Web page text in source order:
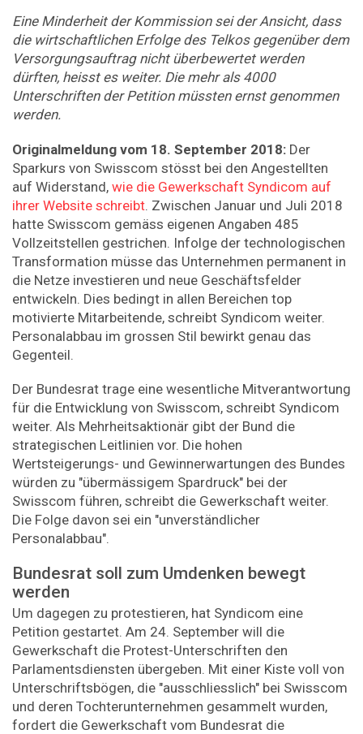
Eine Minderheit der Kommission sei der Ansicht, dass
die wirtschaftlichen Erfolge des Telkos gegenüber dem
Versorgungsauftrag nicht überbewertet werden
dürften, heisst es weiter. Die mehr als 4000
Unterschriften der Petition müssten ernst genommen
werden.
Originalmeldung vom 18. September 2018: Der
Sparkurs von Swisscom stösst bei den Angestellten
auf Widerstand, wie die Gewerkschaft Syndicom auf
ihrer Website schreibt. Zwischen Januar und Juli 2018
hatte Swisscom gemäss eigenen Angaben 485
Vollzeitstellen gestrichen. Infolge der technologischen
Transformation müsse das Unternehmen permanent in
die Netze investieren und neue Geschäftsfelder
entwickeln. Dies bedingt in allen Bereichen top
motivierte Mitarbeitende, schreibt Syndicom weiter.
Personalabbau im grossen Stil bewirkt genau das
Gegenteil.
Der Bundesrat trage eine wesentliche Mitverantwortung
für die Entwicklung von Swisscom, schreibt Syndicom
weiter. Als Mehrheitsaktionär gibt der Bund die
strategischen Leitlinien vor. Die hohen
Wertsteigerungs- und Gewinnerwartungen des Bundes
würden zu "übermässigem Spardruck" bei der
Swisscom führen, schreibt die Gewerkschaft weiter.
Die Folge davon sei ein "unverständlicher
Personalabbau".
Bundesrat soll zum Umdenken bewegt
werden
Um dagegen zu protestieren, hat Syndicom eine
Petition gestartet. Am 24. September will die
Gewerkschaft die Protest-Unterschriften den
Parlamentsdiensten übergeben. Mit einer Kiste voll von
Unterschriftsbögen, die "ausschliesslich" bei Swisscom
und deren Tochterunternehmen gesammelt wurden,
fordert die Gewerkschaft vom Bundesrat die